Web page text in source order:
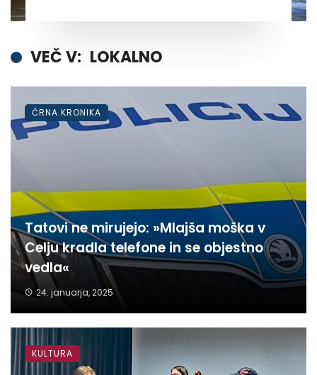
VEČ V: LOKALNO
Tatovi ne mirujejo: »Mlajša moška v
Celju kradla telefone in se objestno
vedla«
24. januarja, 2025
ČRNA KRONIKA
KULTURA